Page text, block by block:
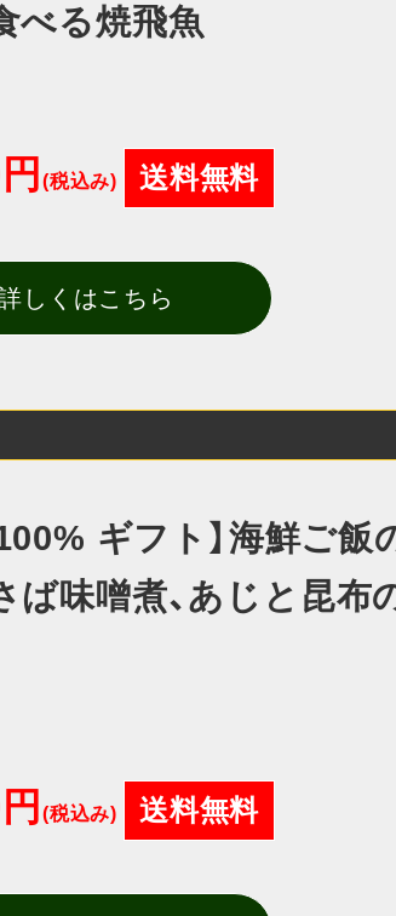
べる焼飛魚
(税込み) 送料無料
しくはこちら
100% ギフト】海鮮ご
ば味噌煮、あじと昆布
(税込み) 送料無料